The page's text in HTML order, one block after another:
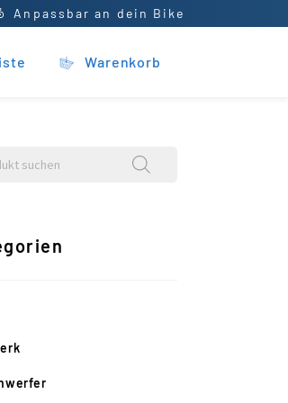
Anpassbar an dein Bike
Warenkorb